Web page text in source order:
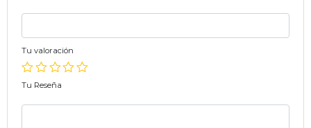
Tu valoración
Tu Reseña